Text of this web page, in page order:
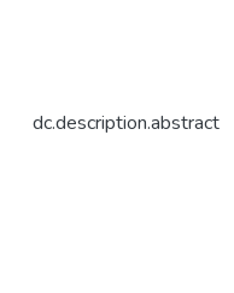
dc.description.abstract